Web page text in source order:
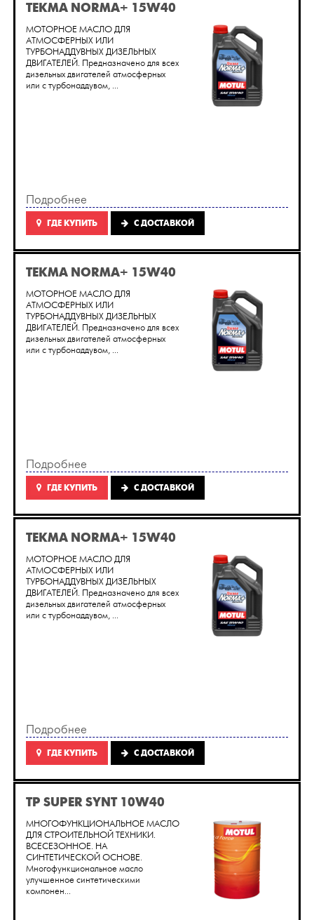
TEKMA NORMA+ 15W40
МОТОРНОЕ МАСЛО ДЛЯ
АТМОСФЕРНЫХ ИЛИ
ТУРБОНАДДУВНЫХ ДИЗЕЛЬНЫХ
ДВИГАТЕЛЕЙ. Предназначено для всех
дизельных двигателей атмосферных
или с турбонаддувом, ...
Подробнее
ГДЕ КУПИТЬ C ДОСТАВКОЙ
TEKMA NORMA+ 15W40
МОТОРНОЕ МАСЛО ДЛЯ
АТМОСФЕРНЫХ ИЛИ
ТУРБОНАДДУВНЫХ ДИЗЕЛЬНЫХ
ДВИГАТЕЛЕЙ. Предназначено для всех
дизельных двигателей атмосферных
или с турбонаддувом, ...
Подробнее
ГДЕ КУПИТЬ C ДОСТАВКОЙ
TEKMA NORMA+ 15W40
МОТОРНОЕ МАСЛО ДЛЯ
АТМОСФЕРНЫХ ИЛИ
ТУРБОНАДДУВНЫХ ДИЗЕЛЬНЫХ
ДВИГАТЕЛЕЙ. Предназначено для всех
дизельных двигателей атмосферных
или с турбонаддувом, ...
Подробнее
ГДЕ КУПИТЬ C ДОСТАВКОЙ
TP SUPER SYNT 10W40
МНОГОФУНКЦИОНАЛЬНОЕ МАСЛО
ДЛЯ СТРОИТЕЛЬНОЙ ТЕХНИКИ.
ВСЕСЕЗОННОЕ. НА
СИНТЕТИЧЕСКОЙ ОСНОВЕ.
Многофункциональное масло
улучшенное синтетическими
компонен...